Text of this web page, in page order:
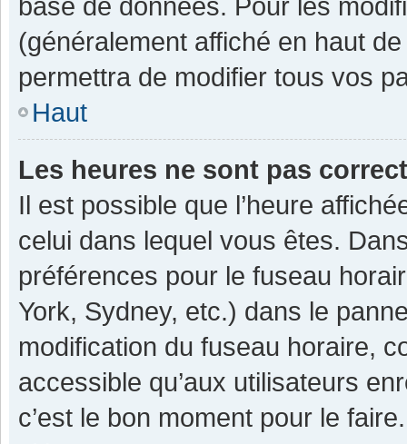
(généralement affiché en haut
permettra de modifier tous vos
Haut
Les heures ne sont pas
Il est possible que l’heure
celui dans lequel vous êtes.
préférences pour le fuseau
York, Sydney, etc.) dans le
modification du fuseau horaire,
accessible qu’aux utilisateurs
c’est le bon moment pour le faire.